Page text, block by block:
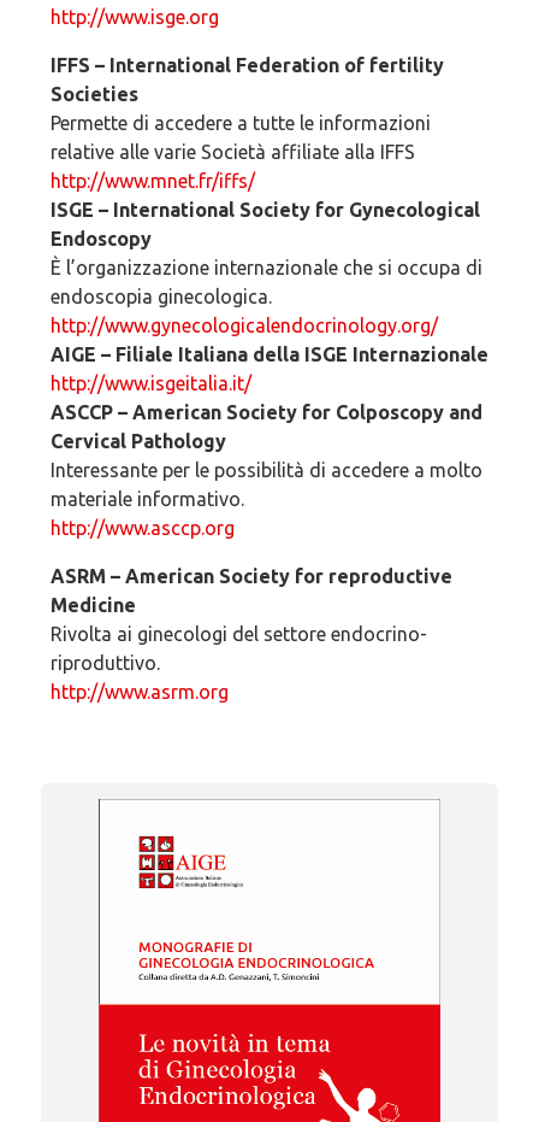
http://www.isge.org
IFFS – International Federation of fertility
Societies
Permette di accedere a tutte le informazioni
relative alle varie Società affiliate alla IFFS
http://www.mnet.fr/iffs/
ISGE – International Society for Gynecological
Endoscopy
È l’organizzazione internazionale che si occupa di
endoscopia ginecologica.
http://www.gynecologicalendocrinology.org/
AIGE – Filiale Italiana della ISGE Internazionale
http://www.isgeitalia.it/
ASCCP – American Society for Colposcopy and
Cervical Pathology
Interessante per le possibilità di accedere a molto
materiale informativo.
http://www.asccp.org
ASRM – American Society for reproductive
Medicine
Rivolta ai ginecologi del settore endocrino-
riproduttivo.
http://www.asrm.org